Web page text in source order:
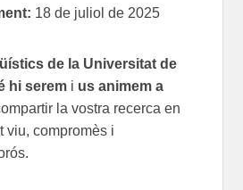
18 de juliol de 2025
de la Universitat de
hi serem i us animem a
la vostra recerca en
viu, compromès i